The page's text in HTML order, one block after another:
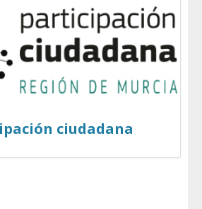
ciudadana